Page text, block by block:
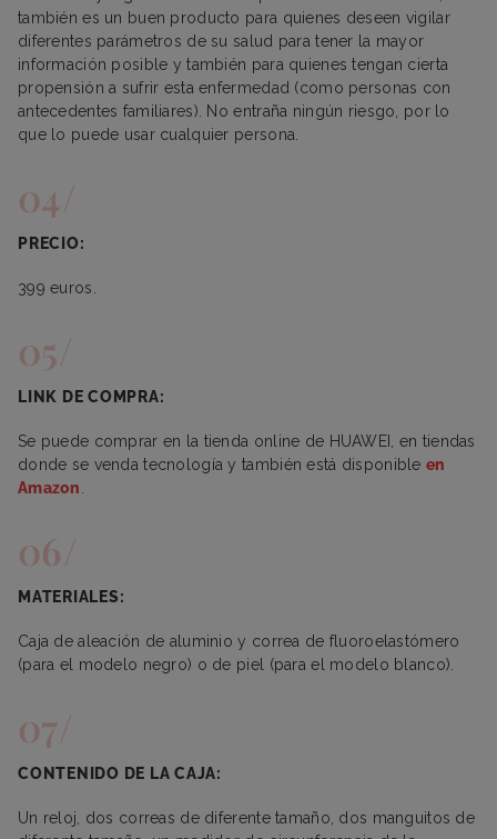
también es un buen producto para quienes deseen vigilar
diferentes parámetros de su salud para tener la mayor
información posible y también para quienes tengan cierta
propensión a sufrir esta enfermedad (como personas con
antecedentes familiares). No entraña ningún riesgo, por lo
que lo puede usar cualquier persona.
PRECIO:
399 euros.
LINK DE COMPRA:
Se puede comprar en la tienda online de HUAWEI, en tiendas
donde se venda tecnología y también está disponible en
Amazon
MATERIALES:
Caja de aleación de aluminio y correa de fluoroelastómero
(para el modelo negro) o de piel (para el modelo blanco).
CONTENIDO DE LA CAJA:
Un reloj, dos correas de diferente tamaño, dos manguitos de